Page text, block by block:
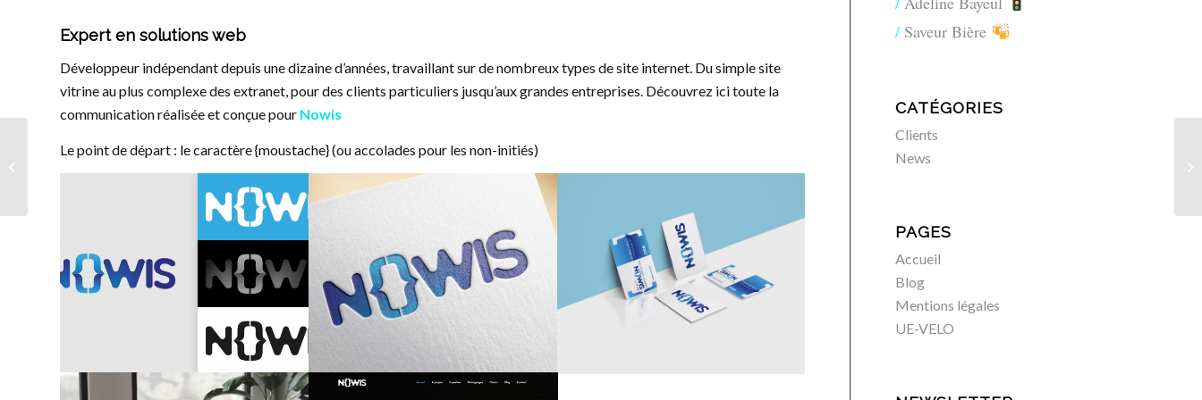
Expert en solutions web
Développeur indépendant depuis une dizaine d’années, travaillant sur de nombreux types de site internet. Du simple site
vitrine au plus complexe des extranet, pour des clients particuliers jusqu’aux grandes entreprises. Découvrez ici toute la
communication réalisée et conçue pour Nowis
Le point de départ : le caractère {moustache} (ou accolades pour les non-initiés)
Déclinaisons du logo Le logo Présentation des cartes
Saveur Bière
CATÉGORIES
Clients
News
PAGES
Accueil
Blog
Mentions légales
UE-VELO